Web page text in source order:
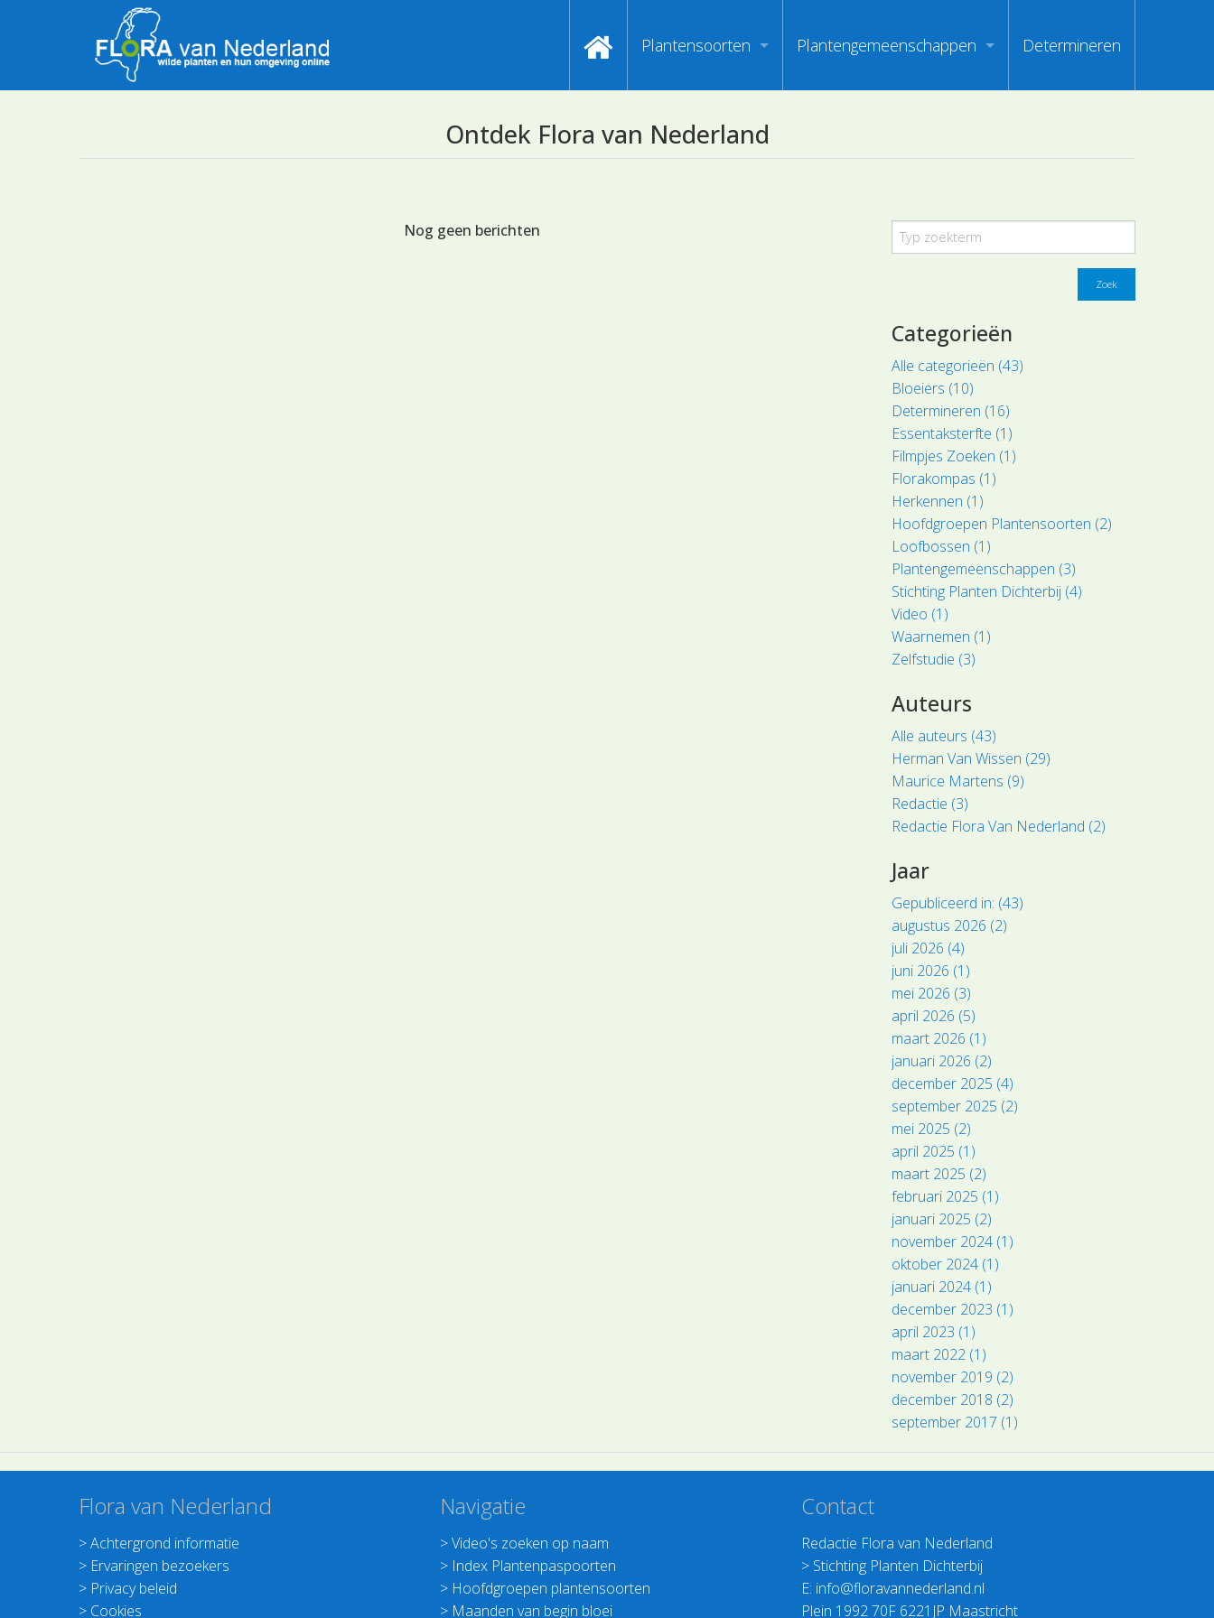
Plantensoorten
Index van plantenpaspoorten
Plantengemeenschappen Determineren
Ontdek Flora van Nederland
Nog geen berichten
Zoek
Categorieën
Alle categorieën (43)
Bloeiers (10)
Determineren (16)
Essentaksterfte (1)
Filmpjes Zoeken (1)
Florakompas (1)
Herkennen (1)
Hoofdgroepen Plantensoorten (2)
Loofbossen (1)
Plantengemeenschappen (3)
Stichting Planten Dichterbij (4)
Video (1)
Waarnemen (1)
Zelfstudie (3)
Auteurs
Alle auteurs (43)
Herman Van Wissen (29)
Maurice Martens (9)
Redactie (3)
Redactie Flora Van Nederland (2)
Jaar
Gepubliceerd in: (43)
augustus 2026 (2)
juli 2026 (4)
juni 2026 (1)
mei 2026 (3)
april 2026 (5)
maart 2026 (1)
januari 2026 (2)
december 2025 (4)
september 2025 (2)
mei 2025 (2)
april 2025 (1)
maart 2025 (2)
februari 2025 (1)
januari 2025 (2)
november 2024 (1)
oktober 2024 (1)
januari 2024 (1)
december 2023 (1)
april 2023 (1)
maart 2022 (1)
november 2019 (2)
december 2018 (2)
september 2017 (1)
Flora van Nederland
>Achtergrond informatie
> Ervaringen bezoekers
> Privacy beleid
> Cookies
Navigatie
>Video's zoeken op naam
> Index Plantenpaspoorten
> Hoofdgroepen plantensoorten
> Maanden van begin bloei
Contact
Redactie Flora van Nederland
> Stichting Planten Dichterbij
E: info@floravannederland.nl
Plein 1992 70F 6221JP Maastricht